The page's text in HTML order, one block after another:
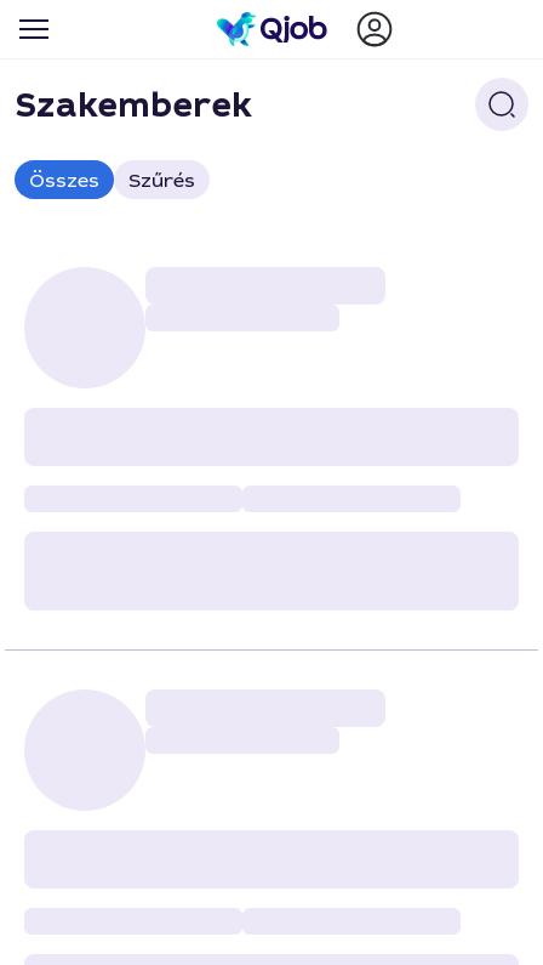
Szakemberek
Összes Szűrés